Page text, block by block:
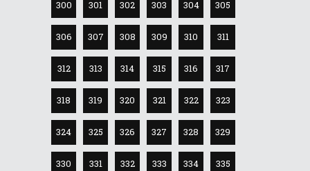
300 301 302 303 304 305
306 307 308 309 310 311
312 313 314 315 316 317
318 319 320 321 322 323
324 325 326 327 328 329
330 331 332 333 334 335